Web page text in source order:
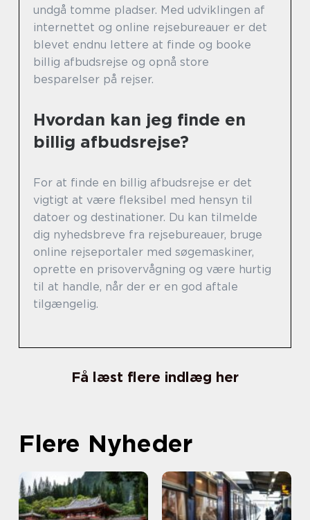
undgå tomme pladser. Med udviklingen af
internettet og online rejsebureauer er det
blevet endnu lettere at finde og booke
billig afbudsrejse og opnå store
besparelser på rejser.
Hvordan kan jeg finde en
billig afbudsrejse?
For at finde en billig afbudsrejse er det
vigtigt at være fleksibel med hensyn til
datoer og destinationer. Du kan tilmelde
dig nyhedsbreve fra rejsebureauer, bruge
online rejseportaler med søgemaskiner,
oprette en prisovervågning og være hurtig
til at handle, når der er en god aftale
tilgængelig.
Få læst flere indlæg her
Flere Nyheder